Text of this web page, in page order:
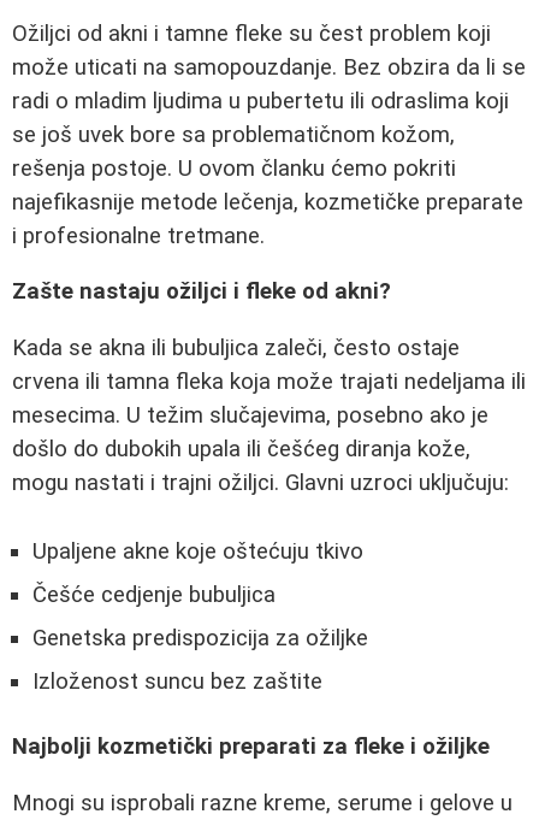
Ožiljci od akni i tamne fleke su čest problem koji
može uticati na samopouzdanje. Bez obzira da li se
radi o mladim ljudima u pubertetu ili odraslima koji
se još uvek bore sa problematičnom kožom,
rešenja postoje. U ovom članku ćemo pokriti
najefikasnije metode lečenja, kozmetičke preparate
i profesionalne tretmane.
Zašte nastaju ožiljci i fleke od akni?
Kada se akna ili bubuljica zaleči, često ostaje
crvena ili tamna fleka koja može trajati nedeljama ili
mesecima. U težim slučajevima, posebno ako je
došlo do dubokih upala ili češćeg diranja kože,
mogu nastati i trajni ožiljci. Glavni uzroci uključuju:
Upaljene akne koje oštećuju tkivo
Češće cedjenje bubuljica
Genetska predispozicija za ožiljke
Izloženost suncu bez zaštite
Najbolji kozmetički preparati za fleke i ožiljke
Mnogi su isprobali razne kreme, serume i gelove u